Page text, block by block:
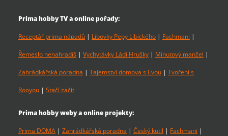
Prima hobby TV a online pořady:
Receptář prima nápadů | Libovky Pepy Libického | Fachmani |
Řemeslo nenahradíš | Vychytávky Ládi Hrušky | Minutový manžel |
Zahrádkářská poradna | Tajemství domova s Evou | Tvoření s
Rooyou | Stačí začít
Prima hobby weby a online projekty:
Prima DOMA | Zahrádkářská poradna | Český kutil | Fachmani |